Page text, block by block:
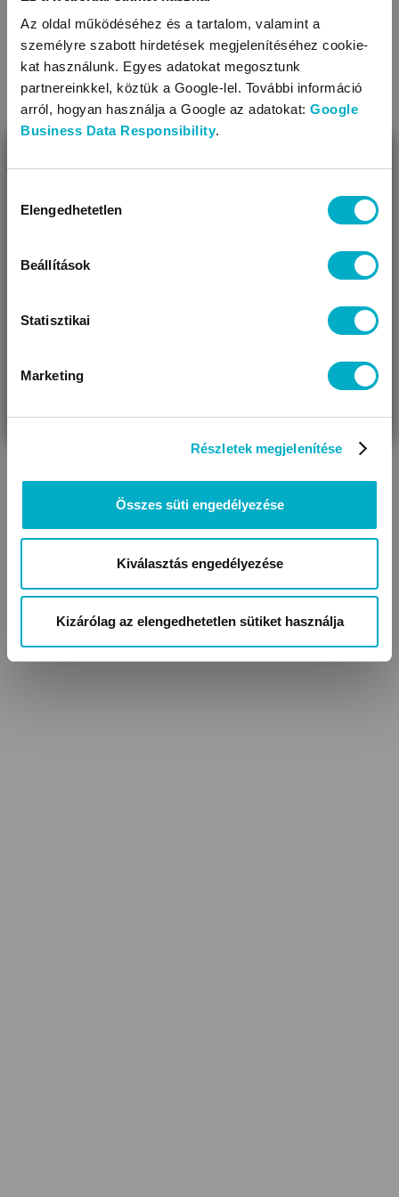
Az oldal működéséhez és a tartalom, valamint a
személyre szabott hirdetések megjelenítéséhez cookie-
kat használunk. Egyes adatokat megosztunk
partnereinkkel, köztük a Google-lel. További információ
arról, hogyan használja a Google az adatokat: Google
Business Data Responsibility.
kiválasztása
Elengedhetetlen
Beállítások
Statisztikai
Marketing
Részletek megjelenítése
Összes süti engedélyezése
Kiválasztás engedélyezése
Kizárólag az elengedhetetlen sütiket használja
Díszítés: anyagában mintás
A termék nikkelmentes patenttal készül. A patent nem
tartalmaz nikkelt, ezért nem vált ki allergiás reakciót az
erre érzékeny babáknál
TOVÁBBIAK
KAPCSOLÓDÓ KATEGÓRIÁK
Lábfejes baba nadrágok
kocsikabátok
Úgy látjuk, most jársz nálunk először!
VÁRANDÓS
AJÁNDÉKOT